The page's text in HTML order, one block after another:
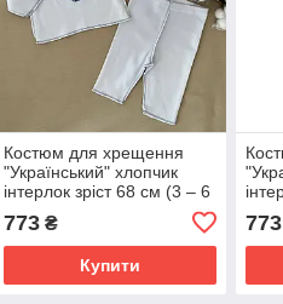
Костюм для хрещення
"Український" хлопчик
інтерлок зріст 68 см (3 – 6
блакитним
773₴
Купити
773